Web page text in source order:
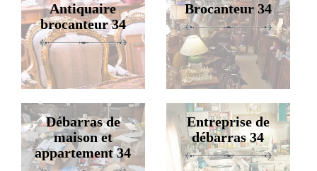
Antiquaire
brocanteur 34
Brocanteur 34
Débarras de
maison et
appartement 34
Entreprise de
débarras 34